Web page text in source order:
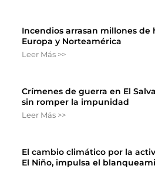
Incendios arrasan millones de
Europa y Norteamérica
Leer Más >>
Crímenes de guerra en El
sin romper la impunidad
Leer Más >>
El cambio climático por la
El Niño, impulsa el